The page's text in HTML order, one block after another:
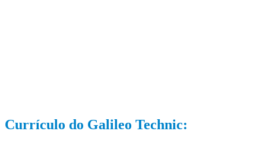
Currículo do Galileo Technic: